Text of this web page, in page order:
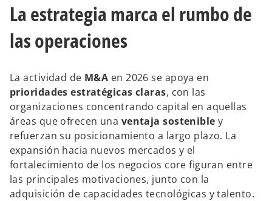
La estrategia marca el rumbo de
las operaciones
La actividad de M&A en 2026 se apoya en
prioridades estratégicas claras, con las
organizaciones concentrando capital en aquellas
áreas que ofrecen una ventaja sostenible y
refuerzan su posicionamiento a largo plazo. La
expansión hacia nuevos mercados y el
fortalecimiento de los negocios core figuran entre
las principales motivaciones, junto con la
adquisición de capacidades tecnológicas y talento.